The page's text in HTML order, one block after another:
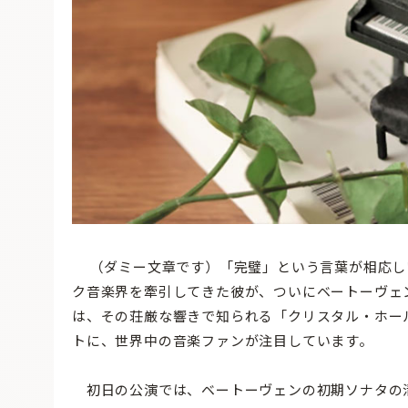
（ダミー文章です）「完璧」という言葉が相応
ク音楽界を牽引してきた彼が、ついにベートーヴ
は、その荘厳な響きで知られる「クリスタル・ホ
トに、世界中の音楽ファンが注目しています。
初日の公演では、ベートーヴェンの初期ソナタ